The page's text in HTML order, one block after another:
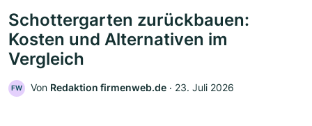
Schottergarten zurückbauen:
Kosten und Alternativen im
Vergleich
FW Von Redaktion firmenweb.de ‧ 23. Juli 2026